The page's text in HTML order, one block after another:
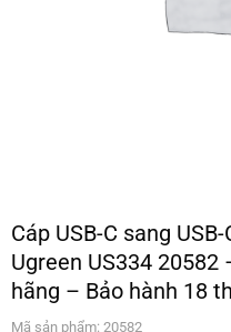
Cáp USB-C sang
Ugreen US334
hãng – Bảo hành 18
Mã sản phẩm: 20582